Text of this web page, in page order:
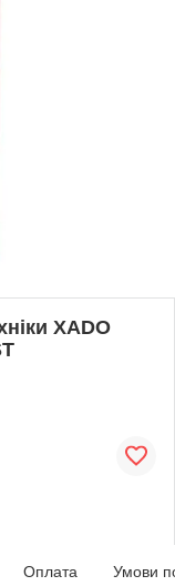
XADO
Оплата Умови